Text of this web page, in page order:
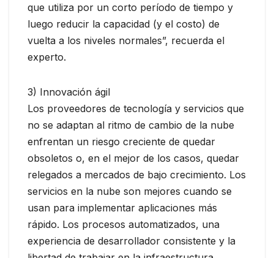
que utiliza por un corto período de tiempo y
luego reducir la capacidad (y el costo) de
vuelta a los niveles normales”, recuerda el
experto.
3) Innovación ágil
Los proveedores de tecnología y servicios que
no se adaptan al ritmo de cambio de la nube
enfrentan un riesgo creciente de quedar
obsoletos o, en el mejor de los casos, quedar
relegados a mercados de bajo crecimiento. Los
servicios en la nube son mejores cuando se
usan para implementar aplicaciones más
rápido. Los procesos automatizados, una
experiencia de desarrollador consistente y la